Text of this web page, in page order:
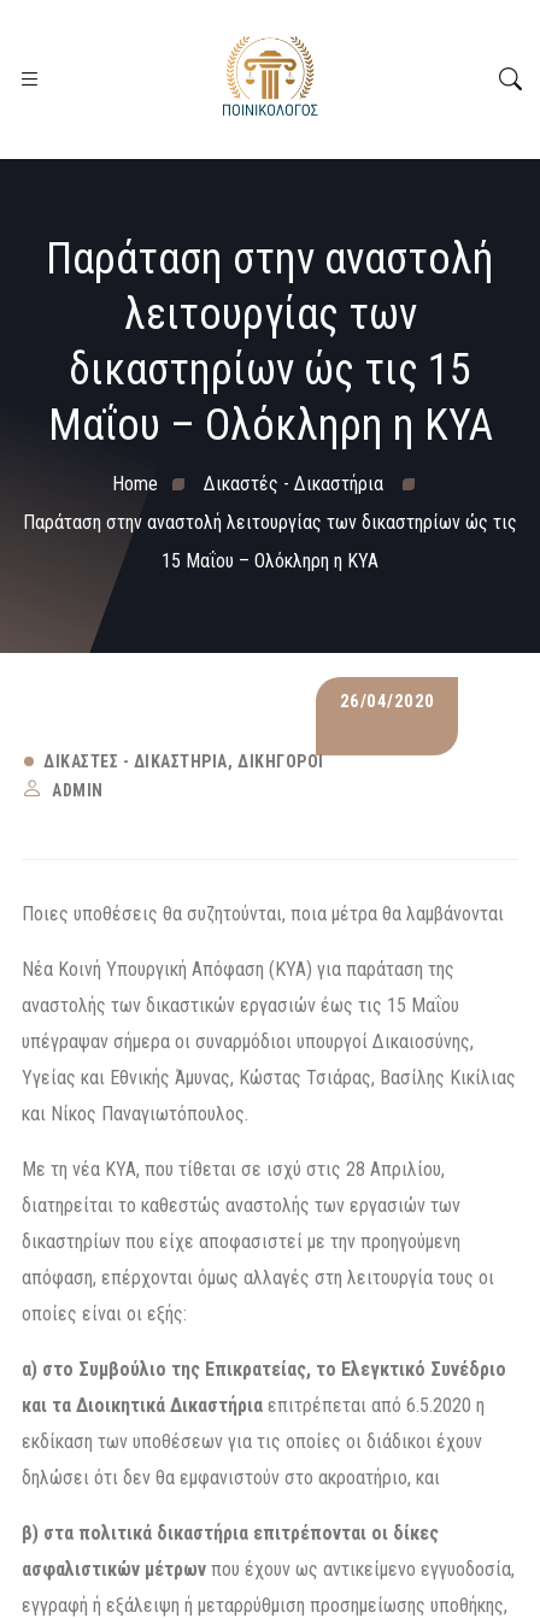
Παράταση στην αναστολή
λειτουργίας των
δικαστηρίων ώς τις 15
Μαΐου – Ολόκληρη η KYA
Home
Δικαστές - Δικαστήρια
Παράταση στην αναστολή λειτουργίας των δικαστηρίων ώς τις
15 Μαΐου – Ολόκληρη η KYA
26/04/2020
ΔΙΚΑΣΤΈΣ - ΔΙΚΑΣΤΉΡΙΑ
ΔΙΚΗΓΌΡΟΙ
ADMIN
Ποιες υποθέσεις θα συζητούνται, ποια μέτρα θα λαμβάνονται
Νέα Κοινή Υπουργική Απόφαση (ΚΥΑ) για παράταση της
αναστολής των δικαστικών εργασιών έως τις 15 Μαΐου
υπέγραψαν σήμερα οι συναρμόδιοι υπουργοί Δικαιοσύνης,
Υγείας και Εθνικής Άμυνας, Κώστας Τσιάρας, Βασίλης Κικίλιας
και Νίκος Παναγιωτόπουλος.
Με τη νέα ΚΥΑ, που τίθεται σε ισχύ στις 28 Απριλίου,
διατηρείται το καθεστώς αναστολής των εργασιών των
δικαστηρίων που είχε αποφασιστεί με την προηγούμενη
απόφαση, επέρχονται όμως αλλαγές στη λειτουργία τους οι
οποίες είναι οι εξής:
α) στο Συμβούλιο της Επικρατείας, το Ελεγκτικό Συνέδριο
και τα Διοικητικά Δικαστήρια επιτρέπεται από 6.5.2020 η
εκδίκαση των υποθέσεων για τις οποίες οι διάδικοι έχουν
δηλώσει ότι δεν θα εμφανιστούν στο ακροατήριο, και
β) στα πολιτικά δικαστήρια επιτρέπονται οι δίκες
ασφαλιστικών μέτρων που έχουν ως αντικείμενο εγγυοδοσία,
εγγραφή ή εξάλειψη ή μεταρρύθμιση προσημείωσης υποθήκης,